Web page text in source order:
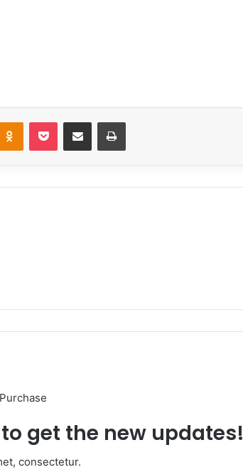
Odnoklassniki
PocketShare via Email Print
get the new updates!
consectetur.